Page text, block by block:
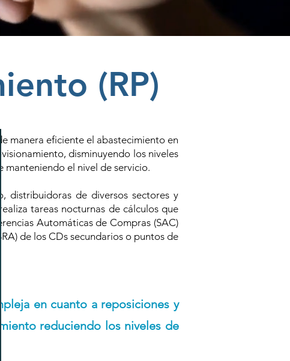
(RP)
manera eficiente el abastecimiento en
disminuyendo los niveles
manteniendo el nivel de servicio.
distribuidoras de diversos sectores y
tareas nocturnas de cálculos que
Automáticas de Compras (SAC)
de los CDs secundarios o puntos de
en cuanto a reposiciones y
reduciendo los niveles de